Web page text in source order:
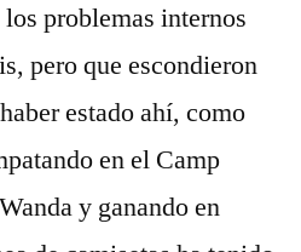
problemas internos
pero que escondieron
estado ahí, como
en el Camp
y ganando en